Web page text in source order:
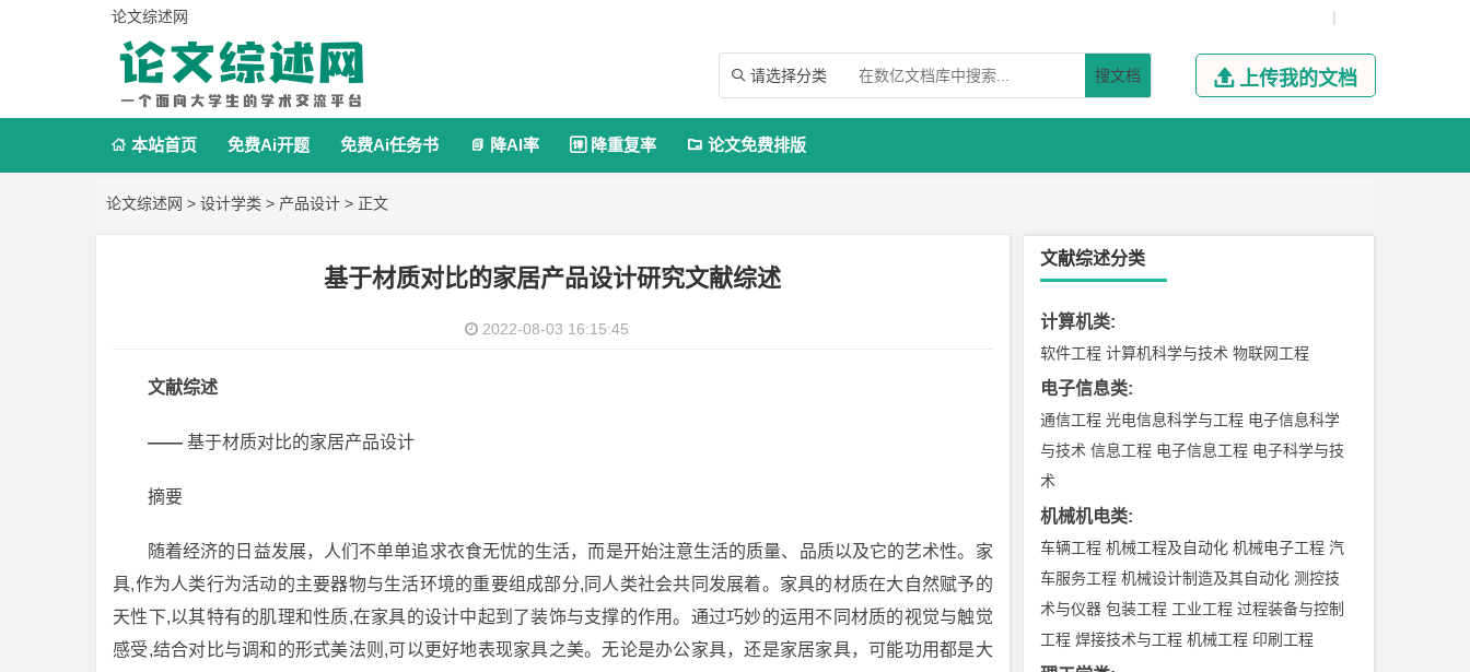
论文综述网 |
 请选择分类 搜文档  上传我的文档
 本站首页 免费Ai开题 免费Ai任务书  降AI率  降重复率  论文免费排版
论文综述网 > 设计学类 > 产品设计 > 正文
基于材质对比的家居产品设计研究文献综述
2022-08-03 16:15:45
文献综述
—— 基于材质对比的家居产品设计
摘要
随着经济的日益发展，人们不单单追求衣食无忧的生活，而是开始注意生活的质量、品质以及它的艺术性。家
具,作为人类行为活动的主要器物与生活环境的重要组成部分,同人类社会共同发展着。家具的材质在大自然赋予的
天性下,以其特有的肌理和性质,在家具的设计中起到了装饰与支撑的作用。通过巧妙的运用不同材质的视觉与触觉
感受,结合对比与调和的形式美法则,可以更好地表现家具之美。无论是办公家具，还是家居家具，可能功用都是大
文献综述分类
计算机类:
软件工程 计算机科学与技术 物联网工程
电子信息类:
通信工程 光电信息科学与工程 电子信息科学
与技术 信息工程 电子信息工程 电子科学与技
术
机械机电类:
车辆工程 机械工程及自动化 机械电子工程 汽
车服务工程 机械设计制造及其自动化 测控技
术与仪器 包装工程 工业工程 过程装备与控制
工程 焊接技术与工程 机械工程 印刷工程